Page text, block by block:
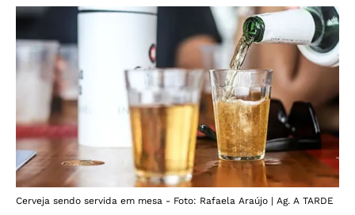
Cerveja sendo servida em mesa - Foto: Rafaela Araújo | Ag. A TARDE